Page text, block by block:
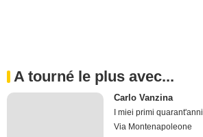
A tourné le plus avec...
Carlo Vanzina
I miei primi quarant'anni
Via Montenapoleone